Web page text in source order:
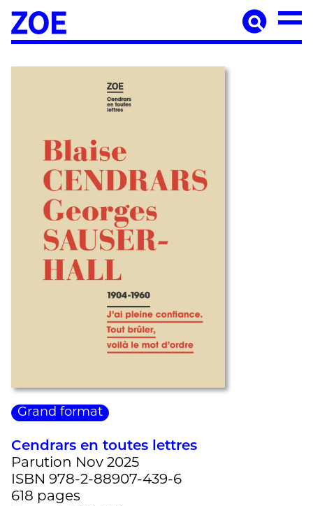
Accueil
À paraître
Catalogue
Auteur·ices
Les éditions Zoé
Diffusion
Médiation culturelle
Manuscrits
Foreign rights
Contact
Mentions légales
Newsletter
Grand format
Cendrars en toutes lettres
Parution Nov 2025
ISBN 978-2-88907-439-6
618 pages